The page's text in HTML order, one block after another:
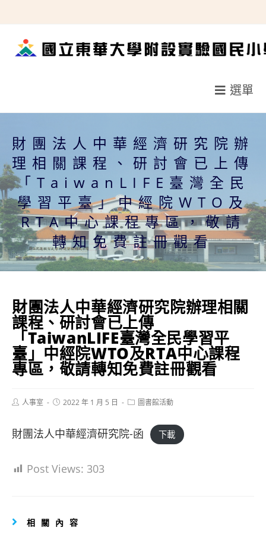
轉
選單
財團法人中華經濟研究院辦
理相關課程、研討會已上傳
「TaiwanLIFE臺灣全民
學習平臺」中經院WTO及
RTA中心課程專區，敬請
轉知免費註冊觀看
財團法人中華經濟研究院辦理相關
課程、研討會已上傳
「TaiwanLIFE臺灣全民學習平
臺」中經院WTO及RTA中心課程
專區，敬請轉知免費註冊觀看
Post人事室
Post2022 年 1 月 5 日
Post圖書館活動
財團法人中華經濟研究院-函 下載
Post Views: 303
相關內容